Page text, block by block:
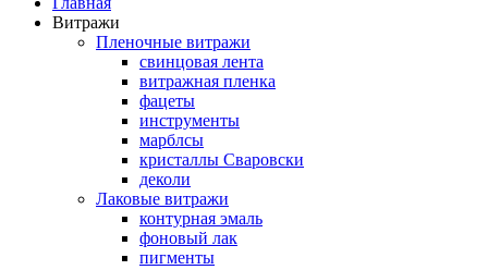
Витражи
Пленочные витражи
свинцовая лента
витражная пленка
фацеты
инструменты
марблсы
кристаллы Сваровски
деколи
Лаковые витражи
контурная эмаль
фоновый лак
пигменты